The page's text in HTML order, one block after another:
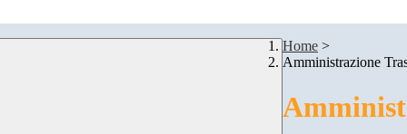
Home >
Amministrazione